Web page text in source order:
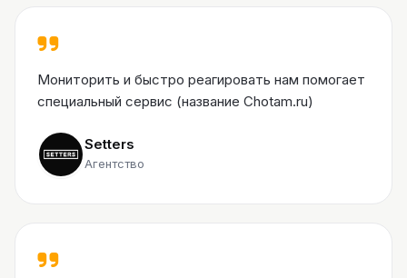
Мониторить и быстро реагировать нам помогает
специальный сервис (название Chotam.ru)
Setters
Агентство